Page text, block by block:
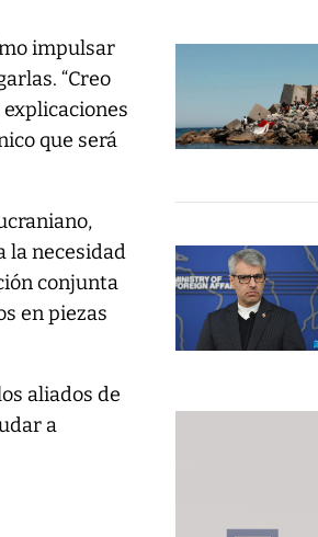
impulsar
“Creo
que será
la necesidad
conjunta
en piezas
aliados de
a